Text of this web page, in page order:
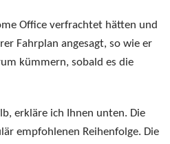
Office verfrachtet hätten und
Fahrplan angesagt, so wie er
kümmern, sobald es die
erkläre ich Ihnen unten. Die
empfohlenen Reihenfolge. Die